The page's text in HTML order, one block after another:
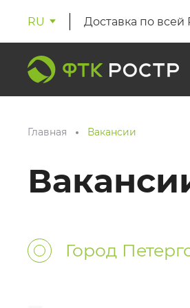
RU Доставка по
Главная Вакансии
Город